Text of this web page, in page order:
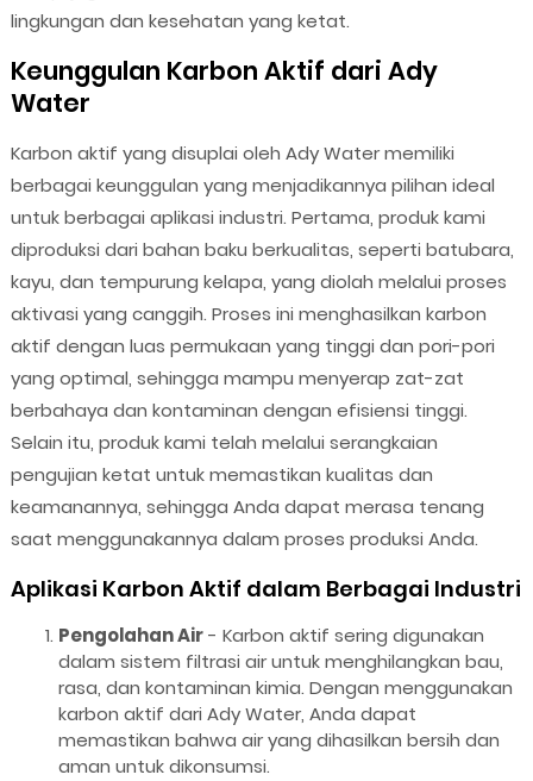
lingkungan dan kesehatan yang ketat.
Keunggulan Karbon Aktif dari Ady
Water
Karbon aktif yang disuplai oleh Ady Water memiliki
berbagai keunggulan yang menjadikannya pilihan ideal
untuk berbagai aplikasi industri. Pertama, produk kami
diproduksi dari bahan baku berkualitas, seperti batubara,
kayu, dan tempurung kelapa, yang diolah melalui proses
aktivasi yang canggih. Proses ini menghasilkan karbon
aktif dengan luas permukaan yang tinggi dan pori-pori
yang optimal, sehingga mampu menyerap zat-zat
berbahaya dan kontaminan dengan efisiensi tinggi.
Selain itu, produk kami telah melalui serangkaian
pengujian ketat untuk memastikan kualitas dan
keamanannya, sehingga Anda dapat merasa tenang
saat menggunakannya dalam proses produksi Anda.
Aplikasi Karbon Aktif dalam Berbagai Industri
Pengolahan Air- Karbon aktif sering digunakan
dalam sistem filtrasi air untuk menghilangkan bau,
rasa, dan kontaminan kimia. Dengan menggunakan
karbon aktif dari Ady Water, Anda dapat
memastikan bahwa air yang dihasilkan bersih dan
aman untuk dikonsumsi.